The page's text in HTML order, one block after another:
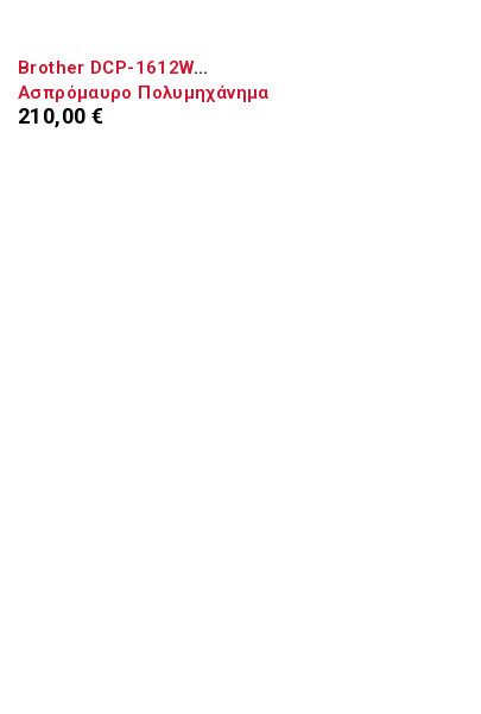
Brother DCP-1612W
Ασπρόμαυρο Πολυμηχάνημα
Laser
210,00 €